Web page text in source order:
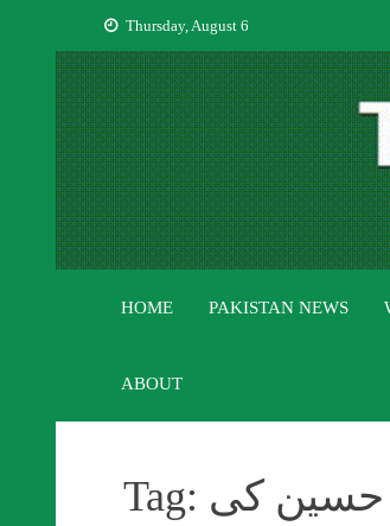
content
Thursday, August 6
HOME PAKISTAN NEWS
ABOUT
Tag: حسین کی